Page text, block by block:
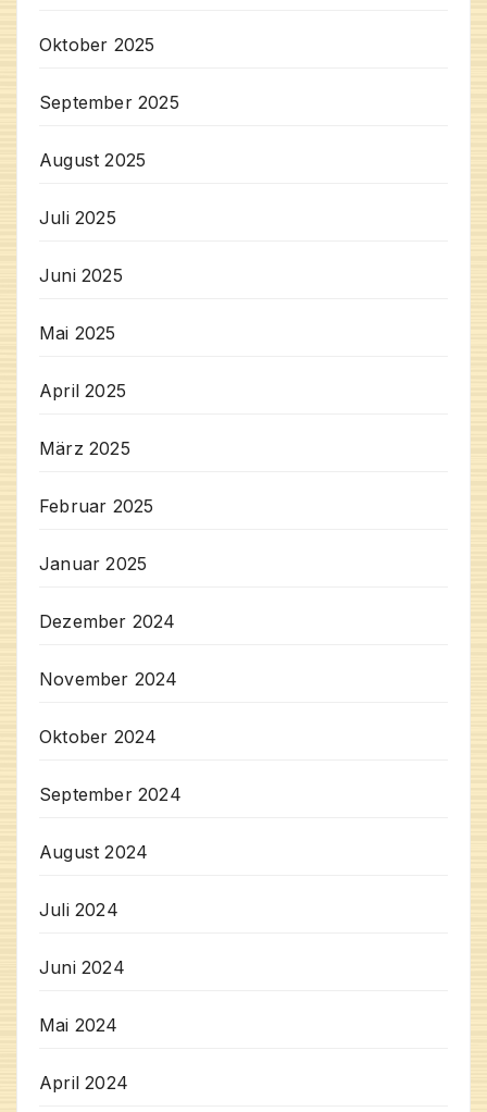
Oktober 2025
September 2025
August 2025
Juli 2025
Juni 2025
Mai 2025
April 2025
März 2025
Februar 2025
Januar 2025
Dezember 2024
November 2024
Oktober 2024
September 2024
August 2024
Juli 2024
Juni 2024
Mai 2024
April 2024